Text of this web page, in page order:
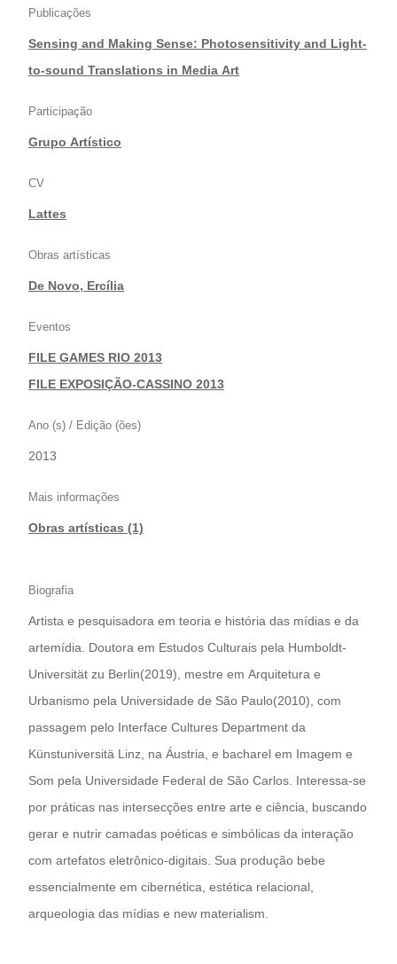
Publicações
Sensing and Making Sense: Photosensitivity and Light-
to-sound Translations in Media Art
Participação
Grupo Artístico
CV
Lattes
Obras artísticas
De Novo, Ercília
Eventos
FILE GAMES RIO 2013
|FILE EXPOSIÇÃO-CASSINO 2013
Ano (s) / Edição (ões)
2013
Mais informações
Obras artísticas (1)
Biografia
Artista e pesquisadora em teoria e história das mídias e da
artemídia. Doutora em Estudos Culturais pela Humboldt-
Universität zu Berlin(2019), mestre em Arquitetura e
Urbanismo pela Universidade de São Paulo(2010), com
passagem pelo Interface Cultures Department da
Künstuniversitä Linz, na Áustria, e bacharel em Imagem e
Som pela Universidade Federal de São Carlos. Interessa-se
por práticas nas intersecções entre arte e ciência, buscando
gerar e nutrir camadas poéticas e simbólicas da interação
com artefatos eletrônico-digitais. Sua produção bebe
essencialmente em cibernética, estética relacional,
arqueologia das mídias e new materialism.